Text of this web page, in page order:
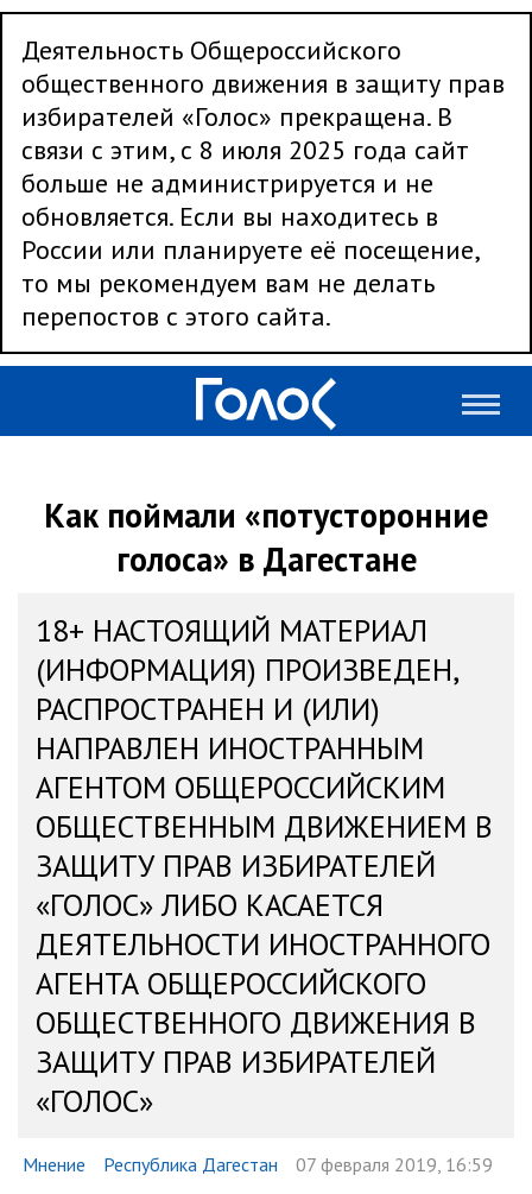
Деятельность Общероссийского
общественного движения в защиту прав
избирателей «Голос» прекращена. В
связи с этим, с 8 июля 2025 года сайт
больше не администрируется и не
обновляется. Если вы находитесь в
России или планируете её посещение,
то мы рекомендуем вам не делать
перепостов с этого сайта.
Как поймали «потусторонние
голоса» в Дагестане
18+ НАСТОЯЩИЙ МАТЕРИАЛ
(ИНФОРМАЦИЯ) ПРОИЗВЕДЕН,
РАСПРОСТРАНЕН И (ИЛИ)
НАПРАВЛЕН ИНОСТРАННЫМ
АГЕНТОМ ОБЩЕРОССИЙСКИМ
ОБЩЕСТВЕННЫМ ДВИЖЕНИЕМ В
ЗАЩИТУ ПРАВ ИЗБИРАТЕЛЕЙ
«ГОЛОС» ЛИБО КАСАЕТСЯ
ДЕЯТЕЛЬНОСТИ ИНОСТРАННОГО
АГЕНТА ОБЩЕРОССИЙСКОГО
ОБЩЕСТВЕННОГО ДВИЖЕНИЯ В
ЗАЩИТУ ПРАВ ИЗБИРАТЕЛЕЙ
«ГОЛОС»
Мнение Республика Дагестан 07 февраля 2019, 16:59